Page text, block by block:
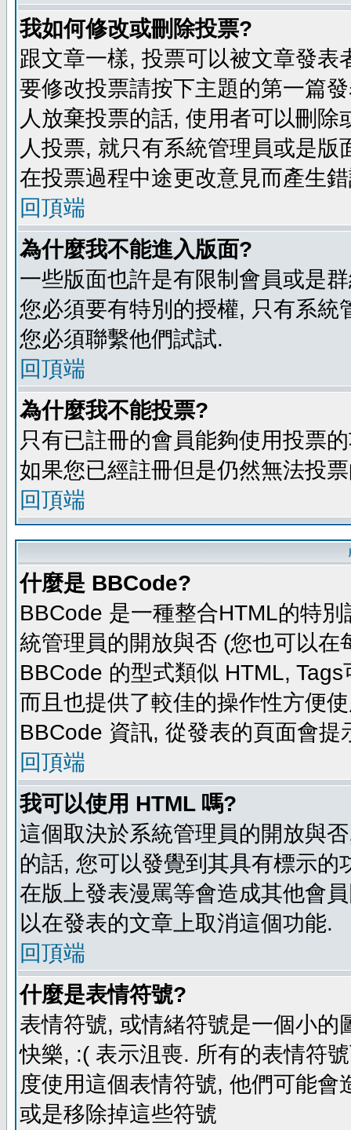
我如何修改或刪除投票?
跟文章一樣, 投票可以被文章發
要修改投票請按下主題的第一篇
人放棄投票的話, 使用者可以刪
人投票, 就只有系統管理員或是
在投票過程中途更改意見而產生
回頂端
為什麼我不能進入版面?
一些版面也許是有限制會員或是
您必須要有特別的授權, 只有系
您必須聯繫他們試試.
回頂端
為什麼我不能投票?
只有已註冊的會員能夠使用投票
如果您已經註冊但是仍然無法投
回頂端
什麼是 BBCode?
BBCode 是一種整合HTML的特
統管理員的開放與否 (您也可以
BBCode 的型式類似 HTML,
而且也提供了較佳的操作性方便
BBCode 資訊, 從發表的頁面會提
回頂端
我可以使用 HTML 嗎?
這個取決於系統管理員的開放與
的話, 您可以發覺到其具有標示
在版上發表漫罵等會造成其他會
以在發表的文章上取消這個功能.
回頂端
什麼是表情符號?
表情符號, 或情緒符號是一個小
快樂, :( 表示沮喪. 所有的表情符
度使用這個表情符號, 他們可能
或是移除掉這些符號